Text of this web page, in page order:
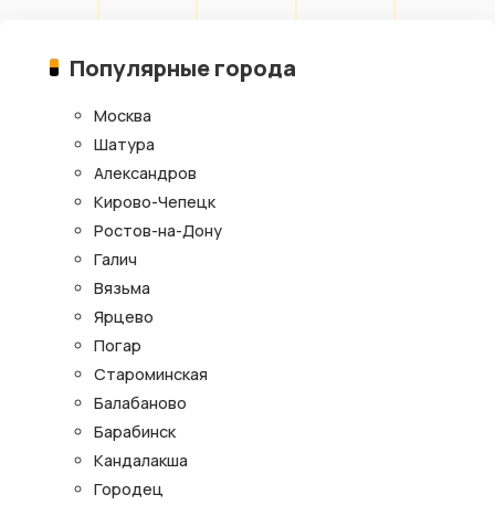
Популярные города
Москва
Шатура
Александров
Кирово-Чепецк
Ростов-на-Дону
Галич
Вязьма
Ярцево
Погар
Староминская
Балабаново
Барабинск
Кандалакша
Городец